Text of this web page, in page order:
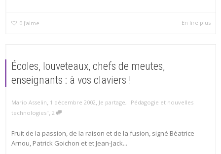
0 J'aime En lire plus
Écoles, louveteaux, chefs de meutes,
enseignants : à vos claviers !
Mario Asselin, 1 décembre 2002, Je partage, "Pédagogie et nouvelles
technologies", 2
Fruit de la passion, de la raison et de la fusion, signé Béatrice
Arnou, Patrick Goichon et et Jean-Jack...